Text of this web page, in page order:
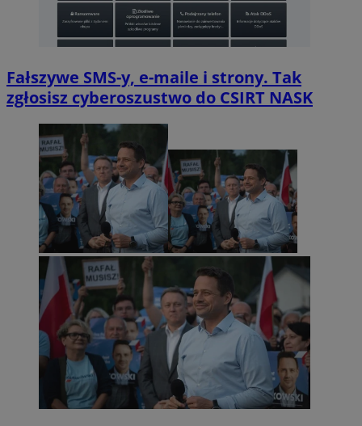
Fałszywe SMS-y, e-maile i strony. Tak
zgłosisz cyberoszustwo do CSIRT NASK